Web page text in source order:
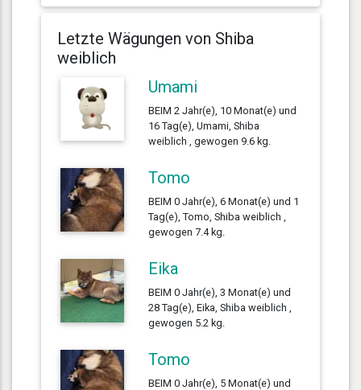
Letzte Wägungen von Shiba
weiblich
Umami
BEIM 2 Jahr(e), 10 Monat(e) und
16 Tag(e), Umami, Shiba
weiblich , gewogen 9.6 kg.
Tomo
BEIM 0 Jahr(e), 6 Monat(e) und 1
Tag(e), Tomo, Shiba weiblich ,
gewogen 7.4 kg.
Eika
BEIM 0 Jahr(e), 3 Monat(e) und
28 Tag(e), Eika, Shiba weiblich ,
gewogen 5.2 kg.
Tomo
BEIM 0 Jahr(e), 5 Monat(e) und